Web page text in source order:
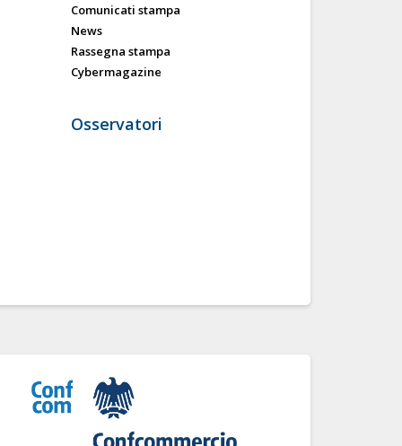
Comunicati stampa
News
Rassegna stampa
Cybermagazine
Osservatori